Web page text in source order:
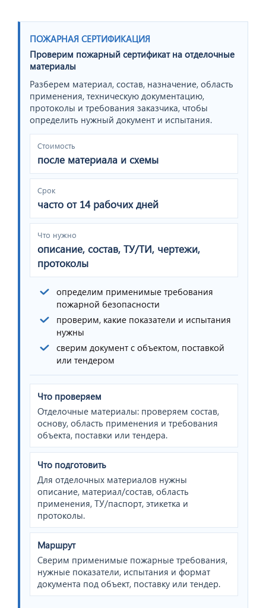
ПОЖАРНАЯ СЕРТИФИКАЦИЯ
Проверим пожарный сертификат на отделочные
материалы
Разберем материал, состав, назначение, область
применения, техническую документацию,
протоколы и требования заказчика, чтобы
определить нужный документ и испытания.
Стоимость
после материала и схемы
Срок
часто от 14 рабочих дней
Что нужно
описание, состав, ТУ/ТИ, чертежи,
протоколы
определим применимые требования
пожарной безопасности
проверим, какие показатели и испытания
нужны
сверим документ с объектом, поставкой
или тендером
Что проверяем
Отделочные материалы: проверяем состав,
основу, область применения и требования
объекта, поставки или тендера.
Что подготовить
Для отделочных материалов нужны
описание, материал/состав, область
применения, ТУ/паспорт, этикетка и
протоколы.
Маршрут
Сверим применимые пожарные требования,
нужные показатели, испытания и формат
документа под объект, поставку или тендер.